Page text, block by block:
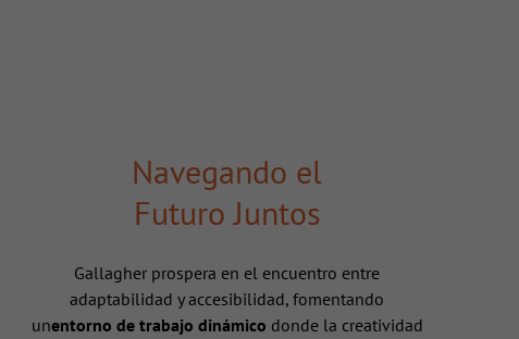
Navegando el
Futuro Juntos
Gallagher prospera en el encuentro entre
adaptabilidad y accesibilidad, fomentando
unentorno de trabajo dinámico donde la creatividad